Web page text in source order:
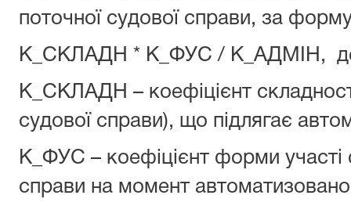
поточної судової справи, за
К_СКЛАДН * К_ФУС / К_АДМІН,
К_СКЛАДН – коефіцієнт
судової справи), що підлягає
К_ФУС – коефіцієнт форми участі
справи на момент